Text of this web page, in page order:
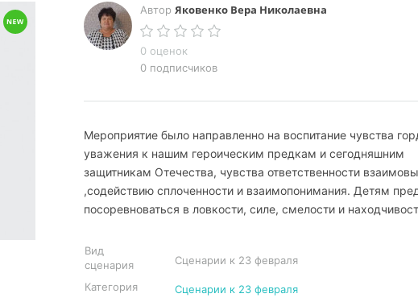
Автор Яковенко Вера Николаевна
0 оценок
0 подписчиков
Мероприятие было направленно на воспитание чувства
уважения к нашим героическим предкам и сегодняшним
защитникам Отечества, чувства ответственности
,содействию сплоченности и взаимопонимания. Детям
посоревноваться в ловкости, силе, смелости и
Вид
сценария
Сценарии к 23 февраля
Категория
Сценарии к 23 февраля